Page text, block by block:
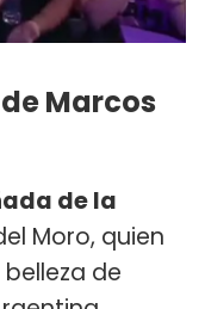
Marcos
de la
Moro, quien
de